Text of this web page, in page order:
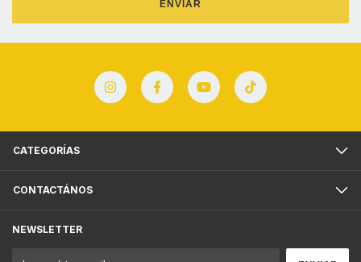
ENVIAR
CATEGORÍAS
CONTACTÁNOS
NEWSLETTER